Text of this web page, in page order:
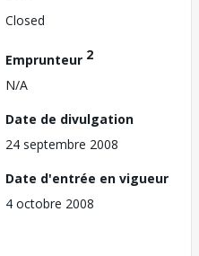
Closed
Emprunteur 2
N/A
Date de divulgation
24 septembre 2008
Date d'entrée en vigueur
4 octobre 2008